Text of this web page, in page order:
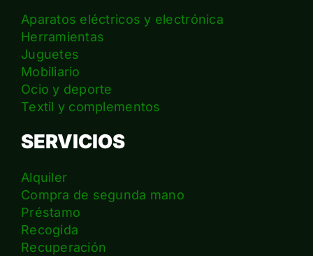
Aparatos eléctricos y electrónica
Herramientas
Juguetes
Mobiliario
Ocio y deporte
Textil y complementos
SERVICIOS
Alquiler
Compra de segunda mano
Préstamo
Recogida
Recuperación